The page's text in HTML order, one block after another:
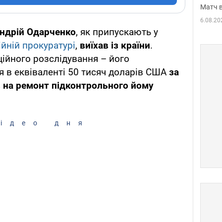
Одарченко, як припускають у
прокуратурі, виїхав із країни.
розслідування – його
в еквіваленті 50 тисяч доларів США за
ремонт підконтрольного йому
дня
Матч